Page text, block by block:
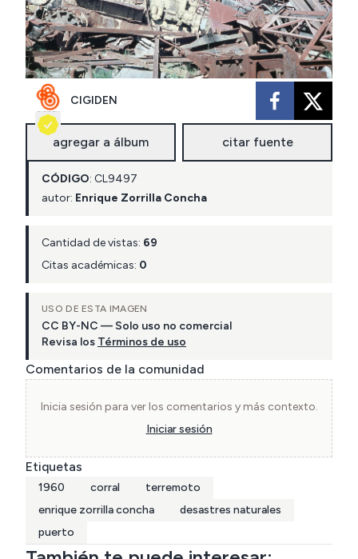
CIGIDEN
agregar a álbum citar fuente
CÓDIGO: CL9497
autor: Enrique Zorrilla Concha
Cantidad de vistas: 69
Citas académicas: 0
USO DE ESTA IMAGEN
CC BY-NC — Solo uso no comercial
Revisa los Términos de uso
Comentarios de la comunidad
Inicia sesión para ver los comentarios y más contexto.
Iniciar sesión
Etiquetas
1960 corral
terremoto
enrique zorrilla concha
desastres naturales
puerto